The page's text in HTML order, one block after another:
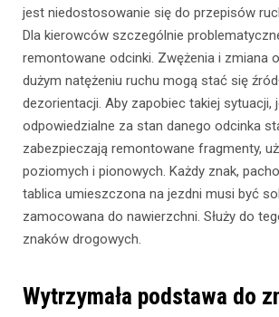
jest niedostosowanie się do przepisów
Dla kierowców szczególnie
remontowane odcinki. Zwężenia i zmiana
dużym natężeniu ruchu mogą stać się
dezorientacji. Aby zapobiec takiej sytuacji,
odpowiedzialne za stan danego odcinka
zabezpieczają remontowane fragmenty,
poziomych i pionowych. Każdy znak,
tablica umieszczona na jezdni musi być
zamocowana do nawierzchni. Służy do
znaków drogowych.
Wytrzymała podstawa do